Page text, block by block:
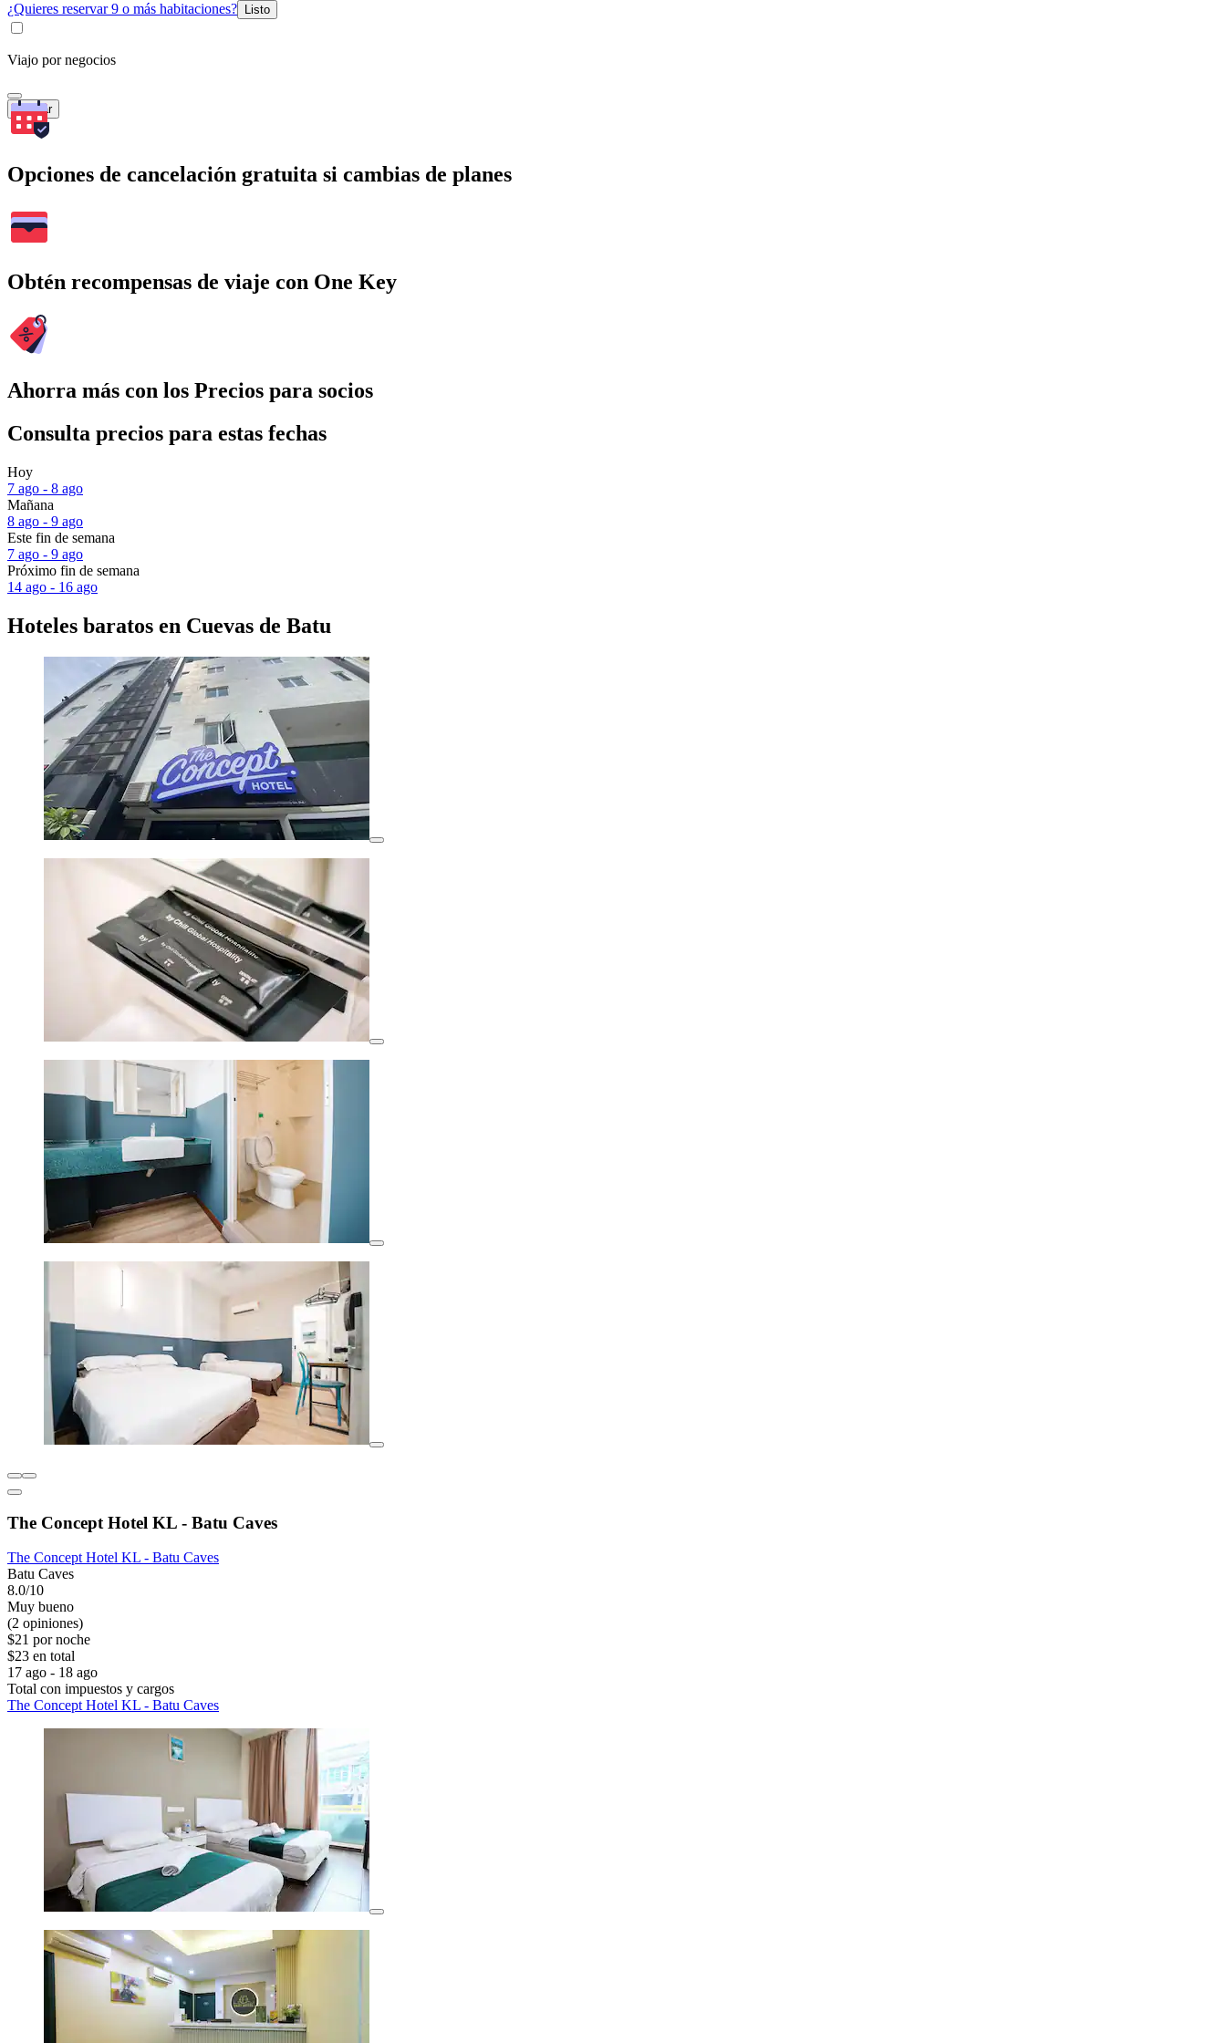
¿Quieres reservar 9 o más habitaciones? Listo
Viajo por negocios
Buscar
Opciones de cancelación gratuita si cambias de planes
Obtén recompensas de viaje con One Key
Ahorra más con los Precios para socios
Consulta precios para estas fechas
Hoy
7 ago - 8 ago
Mañana
8 ago - 9 ago
Este fin de semana
7 ago - 9 ago
Próximo fin de semana
14 ago - 16 ago
Hoteles baratos en Cuevas de Batu
The Concept Hotel KL - Batu Caves
The Concept Hotel KL - Batu Caves
Batu Caves
8.0/10
Muy bueno
(2 opiniones)
$21 por noche
$23 en total
17 ago - 18 ago
Total con impuestos y cargos
The Concept Hotel KL - Batu Caves